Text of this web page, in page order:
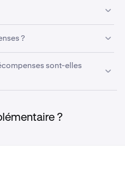
vous devez :
prise en charge (le Royaume-
sont exclus)
connecté à un compte
d'au moins 50 $ USD
vault éligible pendant la
le vault jusqu'au 5 mai
wallet, connectez votre
l'équivalent de 50 $ à 2
depuis votre Beholder
Earn vault de Beholder
Conservez votre
la période de détention
?
égale à 10 % de la valeur
en USDT, jusqu'à un maximum
sont-elles
(5 mai 2026). Limite d'une
?